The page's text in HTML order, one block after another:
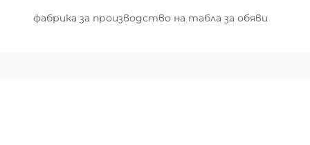
фабрика за производство на табла за обяви